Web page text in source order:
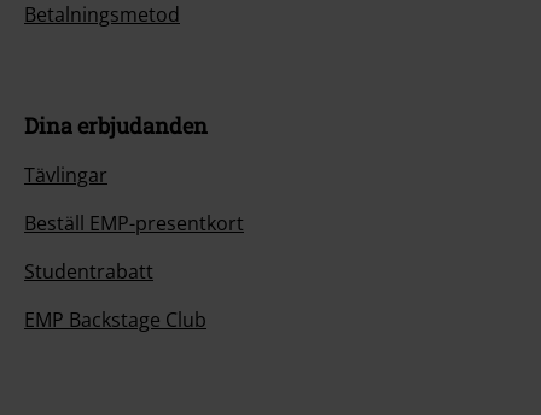
Betalningsmetod
Dina erbjudanden
Tävlingar
Beställ EMP-presentkort
Studentrabatt
EMP Backstage Club